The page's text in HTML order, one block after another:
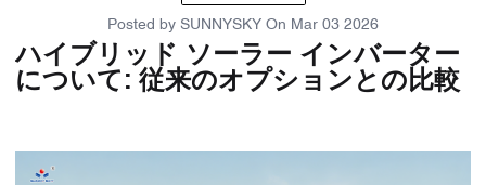
Posted by SUNNYSKY On Mar 03 2026
ハイブリッド ソーラー インバーター
について: 従来のオプションとの比較